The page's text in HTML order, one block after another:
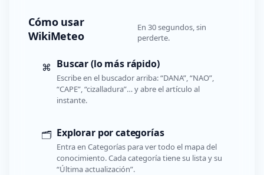
Cómo usar
WikiMeteo
En 30 segundos, sin
perderte.
⌘ Buscar (lo más rápido)
Escribe en el buscador arriba: “DANA”, “NAO”,
“CAPE”, “cizalladura”… y abre el artículo al
instante.
🗂️ Explorar por categorías
Entra en Categorías para ver todo el mapa del
conocimiento. Cada categoría tiene su lista y su
“Última actualización”.